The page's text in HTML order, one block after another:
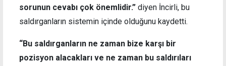
sorunun cevabı çok önemlidir.” diyen İncirli, bu
saldırganların sistemin içinde olduğunu kaydetti.
“Bu saldırganların ne zaman bize karşı bir
pozisyon alacakları ve ne zaman bu saldırıları